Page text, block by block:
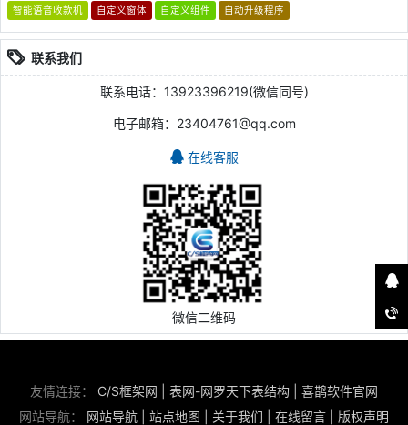
智能语音收款机 自定义窗体 自定义组件 自动升级程序
联系我们
联系电话：13923396219(微信同号)
电子邮箱：23404761@qq.com
在线客服
微信二维码
友情连接： C/S框架网 表网-网罗天下表结构
喜鹊软件官网
网站导航： 网站导航 站点地图 关于我们 在线留言 版权声明